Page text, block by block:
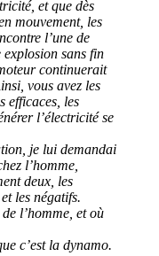
et que dès
mouvement, les
l’une de
explosion sans fin
continuerait
vous avez les
efficaces, les
l’électricité se
je lui demandai
l’homme,
deux, les
les négatifs.
l’homme, et où
c’est la dynamo.